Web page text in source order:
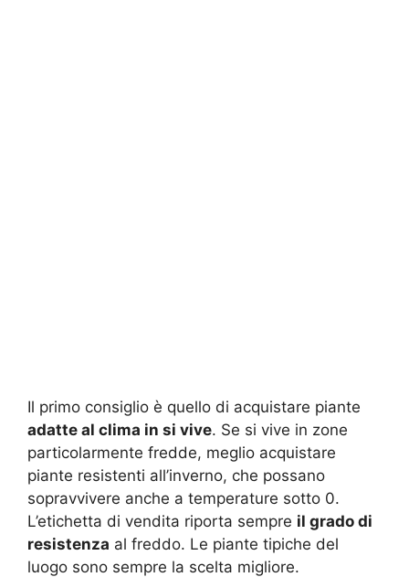
Il primo consiglio è quello di acquistare piante
adatte al clima in si vive. Se si vive in zone
particolarmente fredde, meglio acquistare
piante resistenti all’inverno, che possano
sopravvivere anche a temperature sotto 0.
L’etichetta di vendita riporta sempre il grado di
resistenza al freddo. Le piante tipiche del
luogo sono sempre la scelta migliore.